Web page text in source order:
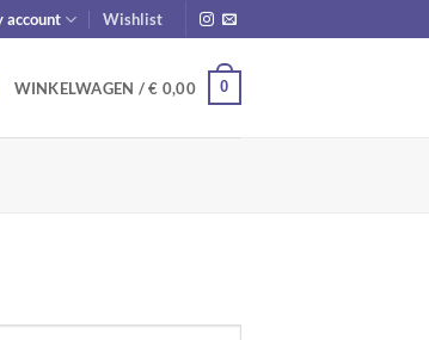
account Wishlist
WINKELWAGEN /€ 0,00 0